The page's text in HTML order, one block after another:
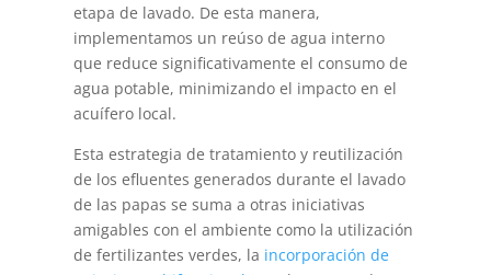
etapa de lavado. De esta manera,
implementamos un reúso de agua interno
que reduce significativamente el consumo de
agua potable, minimizando el impacto en el
acuífero local.
Esta estrategia de tratamiento y reutilización
de los efluentes generados durante el lavado
de las papas se suma a otras iniciativas
amigables con el ambiente como la utilización
de fertilizantes verdes, la incorporación de